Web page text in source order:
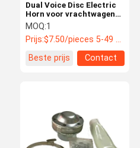
Dual Voice Disc Electric
Horn voor vrachtwagen
en bus Onderdelen 24 Volt
MOQ:1
Prijs:$7.50/pieces 5-49 pieces
Beste prijs
Contact